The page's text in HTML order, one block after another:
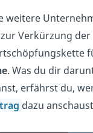
weitere
Verkürzung der
. Was du dir
erfährst du,
dazu